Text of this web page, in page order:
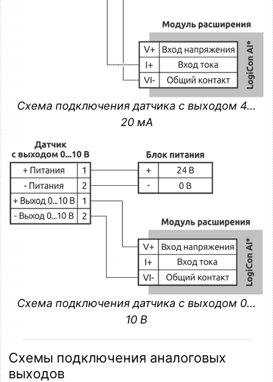
Схема подключения датчика с выходом 4…
20 мА
Схема подключения датчика с выходом 0…
10 В
Схемы подключения аналоговых
выходов